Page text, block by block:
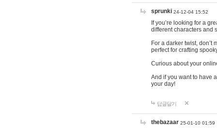
sprunki 24-12-04 15:52
If you’re looking for a
different characters and
For a darker twist, don’t
perfect for crafting
Curious about your
And if you want to have
your day!
답글달기
thebazaar 25-01-10 01:59